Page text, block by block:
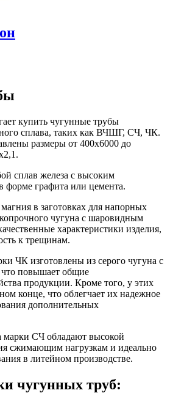
купить чугунные трубы
сплава, таких как ВЧШГ, СЧ, ЧК.
размеры от 400х6000 до
сплав железа с высоким
форме графита или цемента.
в заготовках для напорных
чугуна с шаровидным
характеристики изделия,
к трещинам.
ЧК изготовлены из серого чугуна с
повышает общие
продукции. Кроме того, у этих
конце, что облегчает их надежное
дополнительных
марки СЧ обладают высокой
сжимающим нагрузкам и идеально
в литейном производстве.
чугунных труб: